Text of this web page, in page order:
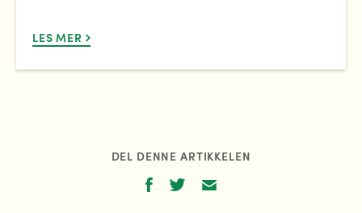
LES MER
DEL DENNE ARTIKKELEN